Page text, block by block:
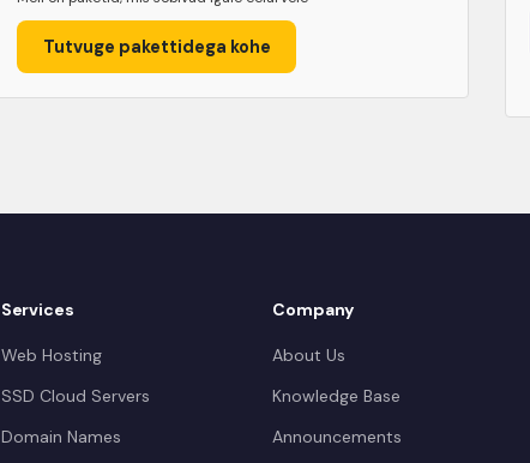
Tutvuge pakettidega kohe
Services
Web Hosting
SSD Cloud Servers
Domain Names
Company
About Us
Knowledge Base
Announcements